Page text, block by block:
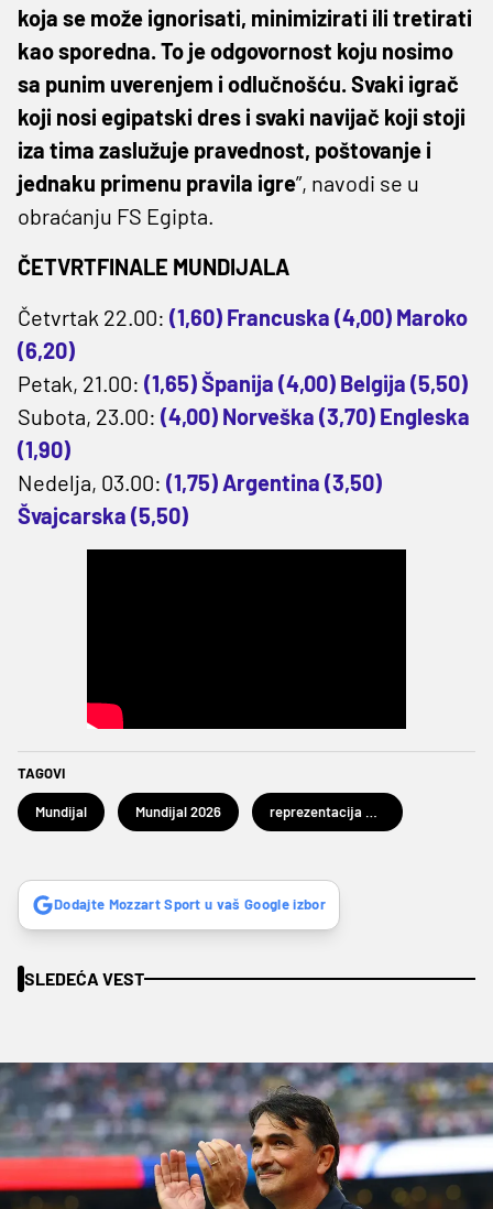
koja se može ignorisati, minimizirati ili tretirati
kao sporedna. To je odgovornost koju nosimo
sa punim uverenjem i odlučnošću. Svaki igrač
koji nosi egipatski dres i svaki navijač koji stoji
iza tima zaslužuje pravednost, poštovanje i
jednaku primenu pravila igre”, navodi se u
obraćanju FS Egipta.
ČETVRTFINALE MUNDIJALA
Četvrtak 22.00: (1,60) Francuska (4,00) Maroko
(6,20)
Petak, 21.00: (1,65) Španija (4,00) Belgija (5,50)
Subota, 23.00: (4,00) Norveška (3,70) Engleska
(1,90)
Nedelja, 03.00: (1,75) Argentina (3,50)
Švajcarska (5,50)
TAGOVI
Mundijal Mundijal 2026
Dodajte Mozzart Sport u vaš Google izbor
SLEDEĆA VEST